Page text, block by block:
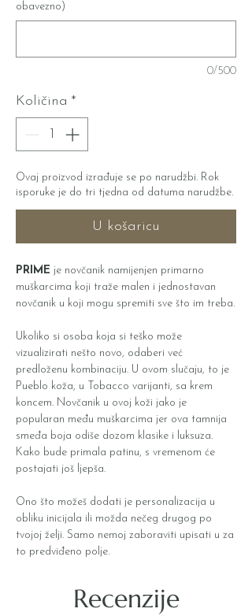
obavezno)
0/500
Količina *
Ovaj proizvod izrađuje se po narudžbi. Rok
isporuke je do tri tjedna od datuma narudžbe.
U košaricu
PRIME je novčanik namijenjen primarno
muškarcima koji traže malen i jednostavan
novčanik u koji mogu spremiti sve što im treba.
Ukoliko si osoba koja si teško može
vizualizirati nešto novo, odaberi već
predloženu kombinaciju. U ovom slučaju, to je
Pueblo koža, u Tobacco varijanti, sa krem
koncem. Novčanik u ovoj koži jako je
popularan među muškarcima jer ova tamnija
smeđa boja odiše dozom klasike i luksuza.
Kako bude primala patinu, s vremenom će
postajati još ljepša.
Ono što možeš dodati je personalizacija u
obliku inicijala ili možda nečeg drugog po
tvojoj želji. Samo nemoj zaboraviti upisati u za
to predviđeno polje.
Recenzije